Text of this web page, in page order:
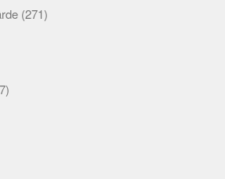
(271)